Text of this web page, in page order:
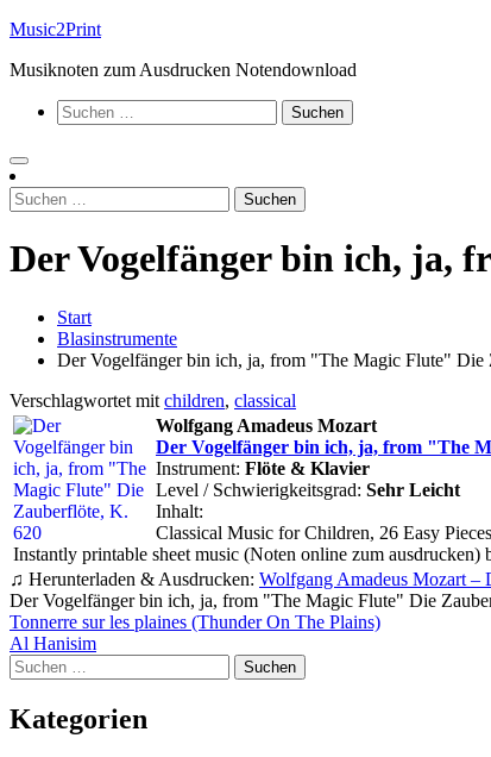
Zum
springen
Music2Print
Musiknoten zum Ausdrucken Notendownload
Suchen
nach:
Suchen
nach:
Der Vogelfänger bin ich, ja,
Start
Blasinstrumente
Der Vogelfänger bin ich, ja, from "The Magic Flute" Die
Verschlagwortet mit children, classical
Wolfgang Amadeus Mozart
Der Vogelfänger bin ich, ja, from "The
Instrument: Flöte & Klavier
Level / Schwierigkeitsgrad: Sehr Leicht
Inhalt:
Classical Music for Children, 26 Easy Pieces
Instantly printable sheet music (Noten online zum
♫ Herunterladen & Ausdrucken: Wolfgang Amadeus Mozart
Der Vogelfänger bin ich, ja, from "The Magic Flute" Die
Beitragsnavigation
Tonnerre sur les plaines (Thunder On The Plains)
Al Hanisim
Suchen
nach:
Kategorien